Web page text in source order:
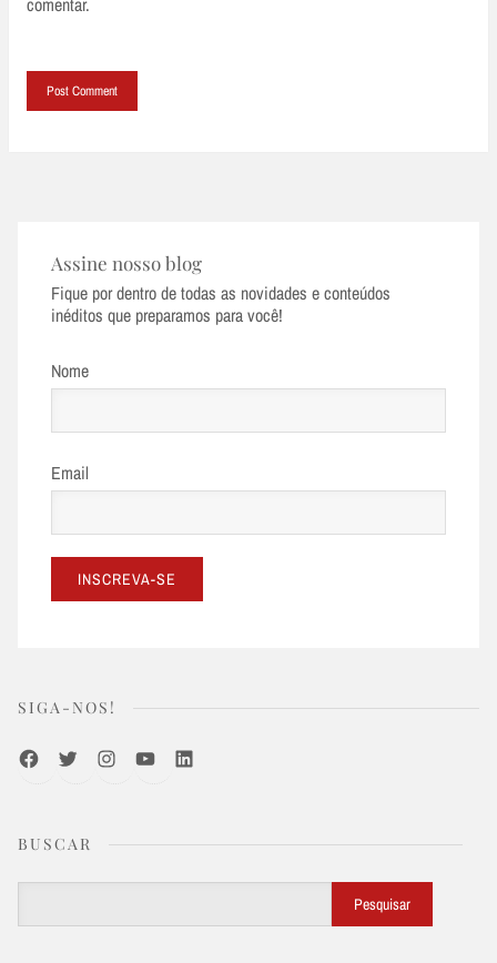
Assine nosso blog
Fique por dentro de todas as novidades e conteúdos
inéditos que preparamos para você!
Nome
Email
SIGA-NOS!
FacebookTwitterInstagramYoutubeLinkedIn
BUSCAR
Pesquisar